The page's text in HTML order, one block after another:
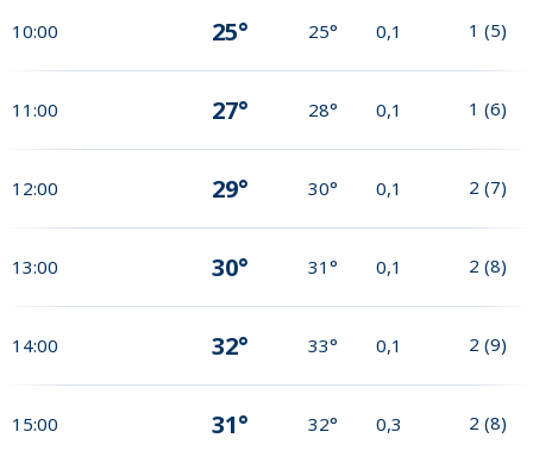
10:00 25° 25° 0,1 1 (5)
11:00 27° 28° 0,1 1 (6)
12:00 29° 30° 0,1 2 (7)
13:00 30° 31° 0,1 2 (8)
14:00 32° 33° 0,1 2 (9)
15:00 31° 32° 0,3 2 (8)